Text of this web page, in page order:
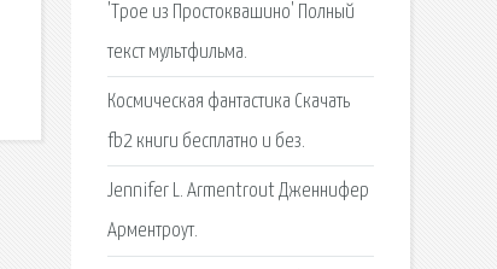
'Трое из Простоквашино' Полный
текст мультфильма.
Космическая фантастика Скачать
fb2 книги бесплатно и без.
Jennifer L. Armentrout Дженнифер
Арментроут.